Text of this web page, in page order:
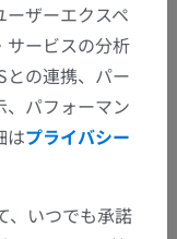
ザーエクスペ
サービスの分析
との連携、パー
、パフォーマン
はプライバシー
、いつでも承諾